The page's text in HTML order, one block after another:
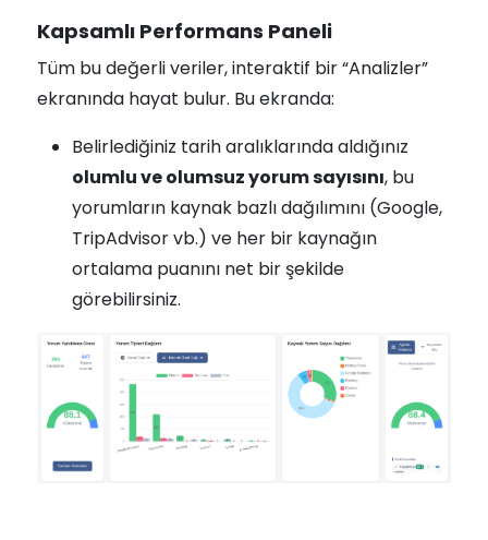
Kapsamlı Performans Paneli
Tüm bu değerli veriler, interaktif bir “Analizler”
ekranında hayat bulur. Bu ekranda:
Belirlediğiniz tarih aralıklarında aldığınız
olumlu ve olumsuz yorum sayısını, bu
yorumların kaynak bazlı dağılımını (Google,
TripAdvisor vb.) ve her bir kaynağın
ortalama puanını net bir şekilde
görebilirsiniz.